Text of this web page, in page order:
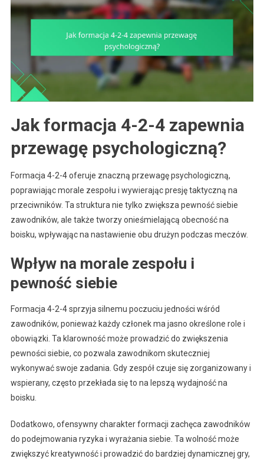
Jak formacja 4-2-4 zapewnia
przewagę psychologiczną?
Formacja 4-2-4 oferuje znaczną przewagę psychologiczną,
poprawiając morale zespołu i wywierając presję taktyczną na
przeciwników. Ta struktura nie tylko zwiększa pewność siebie
zawodników, ale także tworzy onieśmielającą obecność na
boisku, wpływając na nastawienie obu drużyn podczas meczów.
Wpływ na morale zespołu i
pewność siebie
Formacja 4-2-4 sprzyja silnemu poczuciu jedności wśród
zawodników, ponieważ każdy członek ma jasno określone role i
obowiązki. Ta klarowność może prowadzić do zwiększenia
pewności siebie, co pozwala zawodnikom skuteczniej
wykonywać swoje zadania. Gdy zespół czuje się zorganizowany i
wspierany, często przekłada się to na lepszą wydajność na
boisku.
Dodatkowo, ofensywny charakter formacji zachęca zawodników
do podejmowania ryzyka i wyrażania siebie. Ta wolność może
zwiększyć kreatywność i prowadzić do bardziej dynamicznej gry,